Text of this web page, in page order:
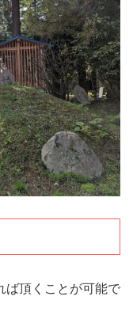
ば頂くことが可能で